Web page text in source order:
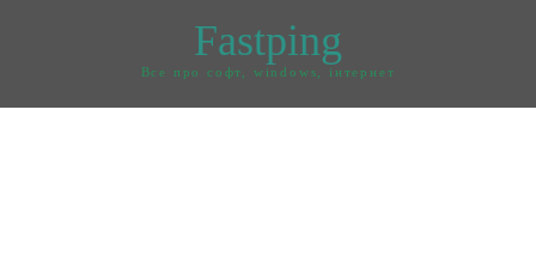
Fastping
Все про софт, windows, інтернет